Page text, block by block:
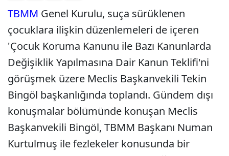
TBMM Genel Kurulu, suça sürüklenen
çocuklara ilişkin düzenlemeleri de içeren
'Çocuk Koruma Kanunu ile Bazı Kanunlarda
Değişiklik Yapılmasına Dair Kanun Teklifi'ni
görüşmek üzere Meclis Başkanvekili Tekin
Bingöl başkanlığında toplandı. Gündem dışı
konuşmalar bölümünde konuşan Meclis
Başkanvekili Bingöl, TBMM Başkanı Numan
Kurtulmuş ile fezlekeler konusunda bir